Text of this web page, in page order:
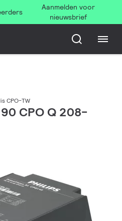
Aanmelden voor
nieuwsbrief
CPO-TW
CPO Q 208-